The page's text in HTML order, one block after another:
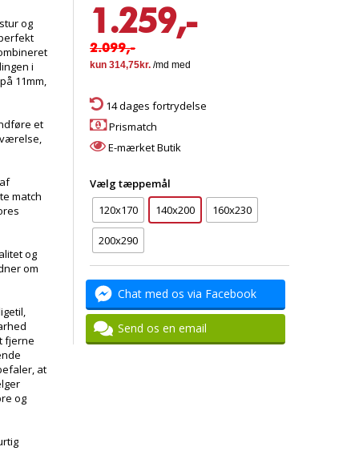
og
i
11mm,
et
match
og
om
fjerne
at
og
1.259,-
2.099,-
14 dages fortrydelse
Prismatch
E-mærket Butik
Vælg tæppemål
120x170
140x200 160x230
200x290
Chat med os via Facebook
Send os en email